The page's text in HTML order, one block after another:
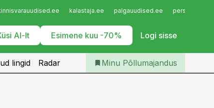
kalastaja.ee palgauudised.ee
AI-lt Esimene kuu -70% Logi sisse
Iseteenindus
Telli Põllumajandus
lingid Radar Minu Põllumajandus